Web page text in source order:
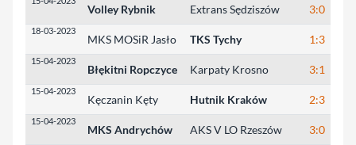
Volley Rybnik Extrans Sędziszów 3:0
18-03-2023
MKS MOSiR Jasło TKS Tychy 1:3
15-04-2023
Błękitni Ropczyce Karpaty Krosno 3:1
15-04-2023
Kęczanin Kęty Hutnik Kraków 2:3
15-04-2023
MKS Andrychów AKS V LO Rzeszów 3:0